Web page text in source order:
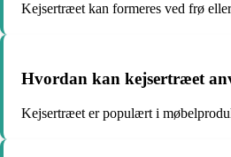
Kejsertræet kan formeres ved frø
Hvordan kan kejsertræet
Kejsertræet er populært i